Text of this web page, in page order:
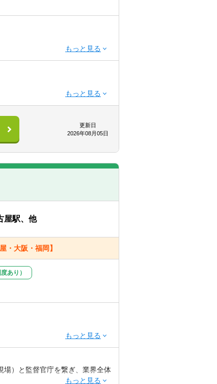
を身に付けることを強く希望し
金改定支援、PPP/PFI（官民
ビスを提供しています。上下水
近年では、地方公営企業の会計
の活動の範囲を広げています
けてアシュアランス業務を提供
期の目線」で課題解決に取り組
む際のパートナーとしてクラ
認会計士の他、中央省庁出身
ベンチャー企業出身者など多様
ねます
以上）
地域課題を解決することは困難
右肩上がりを前提に経営・組
変革に向けて活躍いただくこと
更新日
2026年08月05日
屋駅、他
・大阪・福岡】
あり）
場）と監督官庁を繋ぎ、業界全体